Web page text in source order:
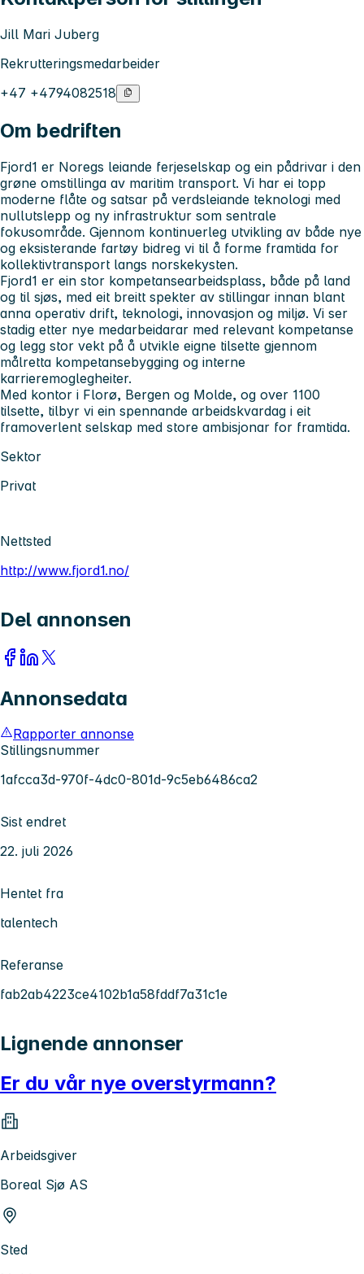
Jill Mari Juberg
Rekrutteringsmedarbeider
+47 +4794082518
Om bedriften
Fjord1 er Noregs leiande ferjeselskap og ein pådrivar i den
grøne omstillinga av maritim transport. Vi har ei topp
moderne flåte og satsar på verdsleiande teknologi med
nullutslepp og ny infrastruktur som sentrale
fokusområde. Gjennom kontinuerleg utvikling av både nye
og eksisterande fartøy bidreg vi til å forme framtida for
kollektivtransport langs norskekysten.
Fjord1 er ein stor kompetansearbeidsplass, både på land
og til sjøs, med eit breitt spekter av stillingar innan blant
anna operativ drift, teknologi, innovasjon og miljø. Vi ser
stadig etter nye medarbeidarar med relevant kompetanse
og legg stor vekt på å utvikle eigne tilsette gjennom
målretta kompetansebygging og interne
karrieremoglegheiter.
Med kontor i Florø, Bergen og Molde, og over 1100
tilsette, tilbyr vi ein spennande arbeidskvardag i eit
framoverlent selskap med store ambisjonar for framtida.
Sektor
Privat
Nettsted
http://www.fjord1.no/
Del annonsen
Annonsedata
Rapporter annonse
Stillingsnummer
1afcca3d-970f-4dc0-801d-9c5eb6486ca2
Sist endret
22. juli 2026
Hentet fra
talentech
Referanse
fab2ab4223ce4102b1a58fddf7a31c1e
Lignende annonser
Er du vår nye overstyrmann?
Arbeidsgiver
Boreal Sjø AS
Sted